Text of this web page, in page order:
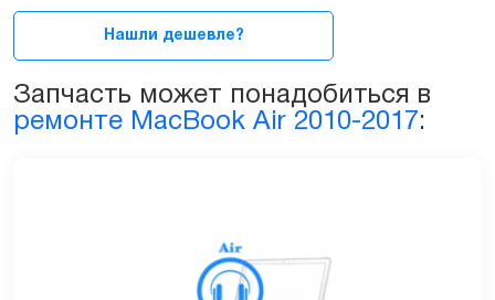
A1304
Нашли дешевле?
Запчасть может понадобиться в
ремонте MacBook Air 2010-2017: